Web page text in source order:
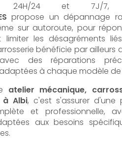
24H/24 et 7J/
propose un dépannage
sur autoroute, pour
limiter les désagréments
bénéficie par ailleurs
des réparations
à chaque modèle de
atelier mécanique,
à Albi, c'est s'assurer d'une
et professionnelle,
aux besoins